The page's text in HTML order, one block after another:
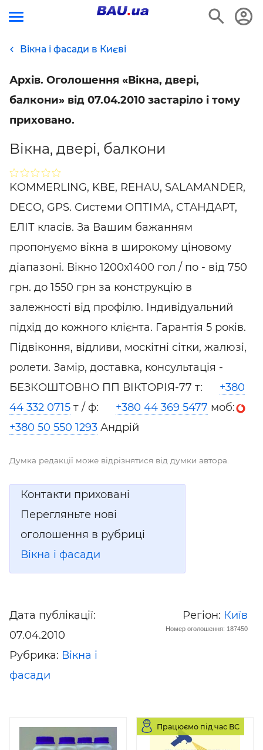
Вікна і фасади в Києві
Архів. Оголошення «Вікна, двері,
балкони» від 07.04.2010 застаріло і тому
приховано.
Вікна, двері, балкони
KOMMERLING, KBE, REHAU, SALAMANDER,
DECO, GPS. Системи ОПТІМА, СТАНДАРТ,
ЕЛІТ класів. За Вашим бажанням
пропонуємо вікна в широкому ціновому
діапазоні. Вікно 1200х1400 гол / по - від 750
грн. до 1550 грн за конструкцію в
залежності від профілю. Індивідуальний
підхід до кожного клієнта. Гарантія 5 років.
Підвіконня, відливи, москітні сітки, жалюзі,
ролети. Замір, доставка, консультація -
БЕЗКОШТОВНО ПП ВІКТОРІЯ-77 т:
+380
44 332 0715 т / ф: +380 44 369 5477 моб:
+380 50 550 1293 Андрій
Думка редакції може відрізнятися від думки автора.
Контакти приховані
Перегляньте нові
оголошення в рубриці
Вікна і фасади
Дата публікації:
07.04.2010
Рубрика: Вікна і
фасади
Регіон: Київ
Номер оголошення: 187450
Працюємо під час ВС